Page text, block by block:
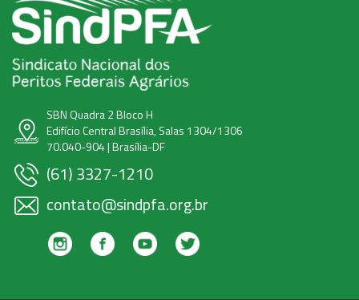
SBN Quadra 2 Bloco H
Edifício Central Brasília, Salas 1304/1306
70.040-904 | Brasília-DF
(61) 3327-1210
contato@sindpfa.org.br